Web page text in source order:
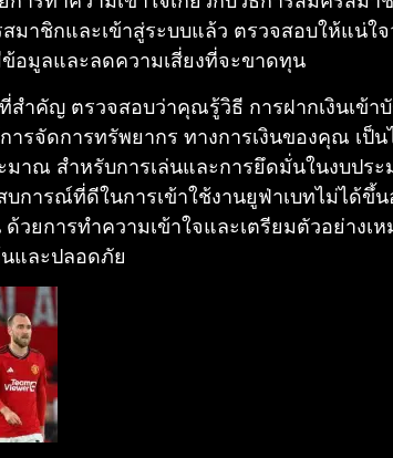
าชิกและเข้าสู่ระบบแล้ว ตรวจสอบให้แน่ใ
อมูลและลดความเสี่ยงที่จะขาดทุน
สำคัญ ตรวจสอบว่าคุณรู้วิธี การฝากเงินเ
ารจัดการทรัพยากร ทางการเงินของคุณ เ
มาณ สำหรับการเล่นและการยึดมั่นในงบ
การณ์ที่ดีในการเข้าใช้งานยูฟ่าเบทไม่ได้ขึ้
วยการทำความเข้าใจและเตรียมตัวอย่าง
และปลอดภัย